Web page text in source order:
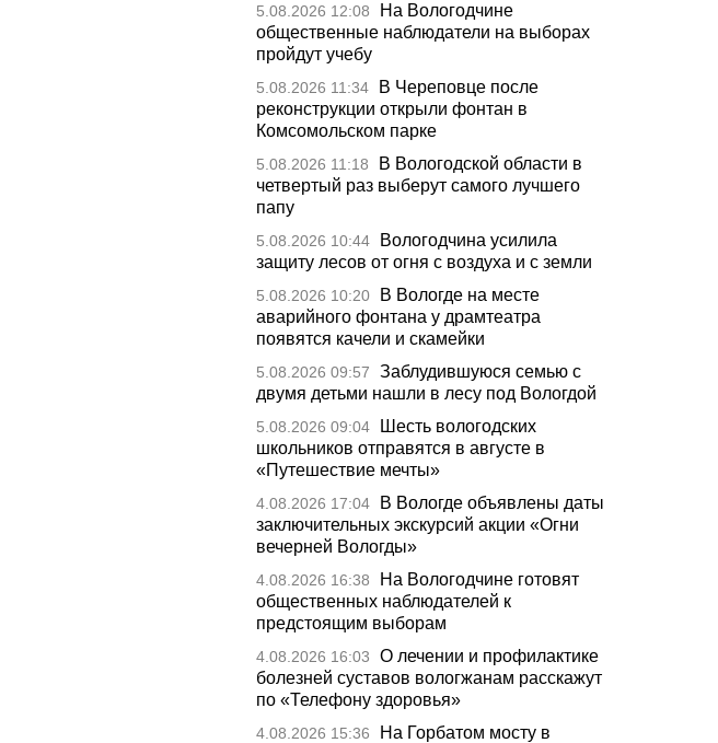
5.08.2026 12:08
На Вологодчине
общественные наблюдатели на выборах
пройдут учебу
5.08.2026 11:34
В Череповце после
реконструкции открыли фонтан в
Комсомольском парке
5.08.2026 11:18
В Вологодской области в
четвертый раз выберут самого лучшего
папу
5.08.2026 10:44
Вологодчина усилила
защиту лесов от огня с воздуха и с земли
5.08.2026 10:20
В Вологде на месте
аварийного фонтана у драмтеатра
появятся качели и скамейки
5.08.2026 09:57
Заблудившуюся семью с
двумя детьми нашли в лесу под Вологдой
5.08.2026 09:04
Шесть вологодских
школьников отправятся в августе в
«Путешествие мечты»
4.08.2026 17:04
В Вологде объявлены даты
заключительных экскурсий акции «Огни
вечерней Вологды»
4.08.2026 16:38
На Вологодчине готовят
общественных наблюдателей к
предстоящим выборам
4.08.2026 16:03
О лечении и профилактике
болезней суставов вологжанам расскажут
по «Телефону здоровья»
4.08.2026 15:36
На Горбатом мосту в